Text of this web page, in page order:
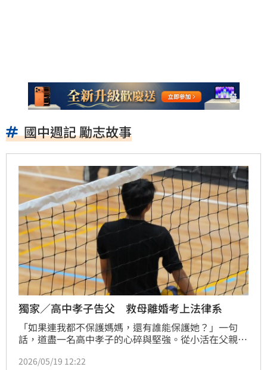
國中週記 勵志故事
獨家／高中孝子告父 救母離婚考上法律系
「如果連我都不保護媽媽，還有誰能保護她？」一句
話，道盡一名高中孝子的心碎與堅強。從小活在父親外
週記。最驚恐的一次，父親甚至拿刀抵住他的脖子。高
2026/05/19 12:22